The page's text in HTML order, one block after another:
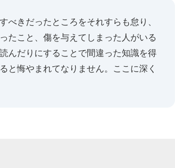
べきだったところをそれすらも怠り、
たこと、傷を与えてしまった人がいる
んだりにすることで間違った知識を得
と悔やまれてなりません。ここに深く